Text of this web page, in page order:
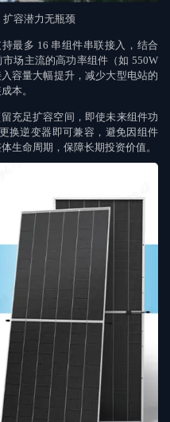
扩容潜力无瓶颈
持最多 16 串组件串联接入，结合
场主流的高功率组件（如 550W
容量大幅提升，减少大型电站的
本。
充足扩容空间，即使未来组件功
换逆变器即可兼容，避免因组件
生命周期，保障长期投资价值。